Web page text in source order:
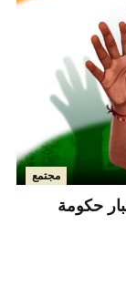
مجتمع
حكومة